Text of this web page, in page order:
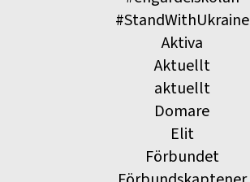
#StandWithUkraine
Aktiva
Aktuellt
aktuellt
Domare
Elit
Förbundet